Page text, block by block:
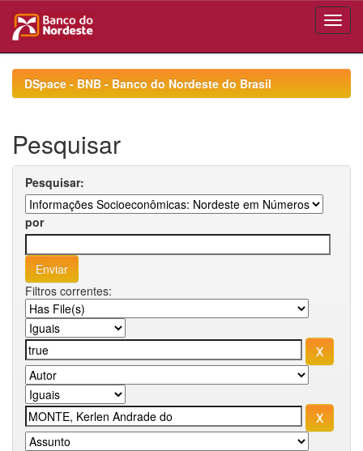
navigationDSpace - BNB - Banco do Nordeste do Brasil
Pesquisar
Pesquisar:
por
Filtros correntes: